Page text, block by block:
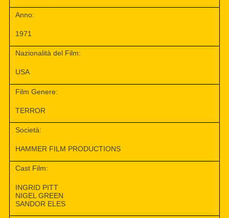
Anno:
1971
Nazionalità del Film:
USA
Film Genere:
TERROR
Società:
HAMMER FILM PRODUCTIONS
Cast Film:
INGRID PITT
NIGEL GREEN
SANDOR ELES